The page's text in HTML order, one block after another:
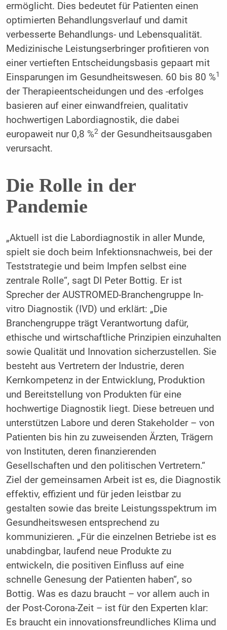
ermöglicht. Dies bedeutet für Patienten einen
optimierten Behandlungsverlauf und damit
verbesserte Behandlungs- und Lebensqualität.
Medizinische Leistungserbringer profitieren von
einer vertieften Entscheidungsbasis gepaart mit
Einsparungen im Gesundheitswesen. 60 bis 80 %1
der Therapieentscheidungen und des -erfolges
basieren auf einer einwandfreien, qualitativ
hochwertigen Labordiagnostik, die dabei
europaweit nur 0,8 %2der Gesundheitsausgaben
verursacht.
Die Rolle in der
Pandemie
„Aktuell ist die Labordiagnostik in aller Munde,
spielt sie doch beim Infektionsnachweis, bei der
Teststrategie und beim Impfen selbst eine
zentrale Rolle“, sagt DI Peter Bottig. Er ist
Sprecher der AUSTROMED-Branchengruppe In-
vitro Diagnostik (IVD) und erklärt: „Die
Branchengruppe trägt Verantwortung dafür,
ethische und wirtschaftliche Prinzipien einzuhalten
sowie Qualität und Innovation sicherzustellen. Sie
besteht aus Vertretern der Industrie, deren
Kernkompetenz in der Entwicklung, Produktion
und Bereitstellung von Produkten für eine
hochwertige Diagnostik liegt. Diese betreuen und
unterstützen Labore und deren Stakeholder – von
Patienten bis hin zu zuweisenden Ärzten, Trägern
von Instituten, deren finanzierenden
Gesellschaften und den politischen Vertretern.“
Ziel der gemeinsamen Arbeit ist es, die Diagnostik
effektiv, effizient und für jeden leistbar zu
gestalten sowie das breite Leistungsspektrum im
Gesundheitswesen entsprechend zu
kommunizieren. „Für die einzelnen Betriebe ist es
unabdingbar, laufend neue Produkte zu
entwickeln, die positiven Einfluss auf eine
schnelle Genesung der Patienten haben“, so
Bottig. Was es dazu braucht – vor allem auch in
der Post-Corona-Zeit – ist für den Experten klar:
Es braucht ein innovationsfreundliches Klima und